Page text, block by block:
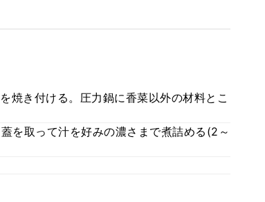
焼き付ける。圧力鍋に香菜以外の材料とこ
を取って汁を好みの濃さまで煮詰める(2～